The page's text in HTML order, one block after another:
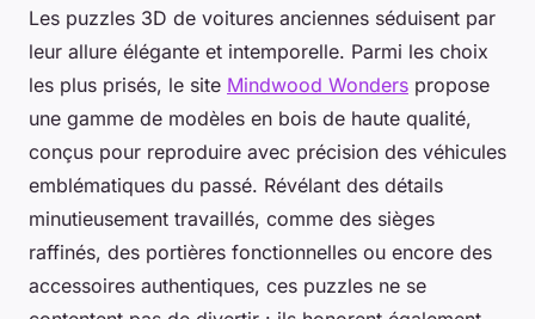
Les puzzles 3D de voitures anciennes séduisent par
leur allure élégante et intemporelle. Parmi les choix
les plus prisés, le site Mindwood Wonders propose
une gamme de modèles en bois de haute qualité,
conçus pour reproduire avec précision des véhicules
emblématiques du passé. Révélant des détails
minutieusement travaillés, comme des sièges
raffinés, des portières fonctionnelles ou encore des
accessoires authentiques, ces puzzles ne se